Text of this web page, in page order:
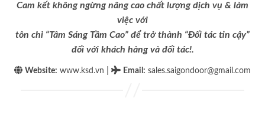
Cam kết không ngừng nâng cao chất lượng dịch vụ & làm
việc với
tôn chỉ “Tâm Sáng Tầm Cao” để trở thành “Đối tác tin cậy”
đối với khách hàng và đối tác!.
Website: www.ksd.vn Email : sales.saigondoor@gmail.com